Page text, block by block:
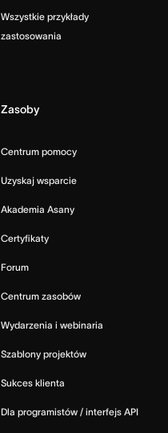
Wszystkie przykłady
zastosowania
Zasoby
Centrum pomocy
Uzyskaj wsparcie
Akademia Asany
Certyfikaty
Forum
Centrum zasobów
Wydarzenia i webinaria
Szablony projektów
Sukces klienta
Dla programistów / interfejs API